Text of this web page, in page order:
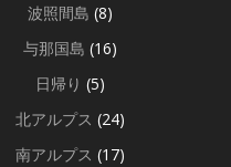
波照間島 (8)
与那国島 (16)
日帰り (5)
北アルプス (24)
南アルプス (17)